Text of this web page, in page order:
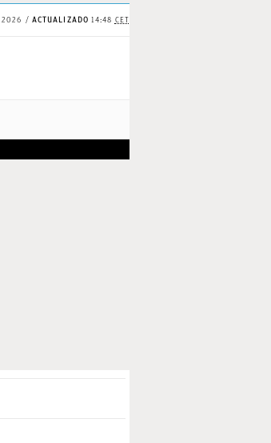
2026 ACTUALIZADO 14:48 CET